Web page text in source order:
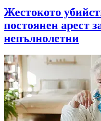
Жестокото
постоянен арест
непълнолетни